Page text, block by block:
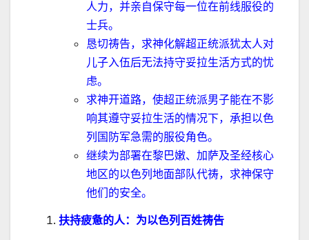
人力，并亲自保守每一位在前线服役的
士兵。
恳切祷告，求神化解超正统派犹太人对
儿子入伍后无法持守妥拉生活方式的忧
虑。
求神开道路，使超正统派男子能在不影
响其遵守妥拉生活的情况下，承担以色
列国防军急需的服役角色。
继续为部署在黎巴嫩、加萨及圣经核心
地区的以色列地面部队代祷，求神保守
他们的安全。
扶持疲惫的人：为以色列百姓祷告